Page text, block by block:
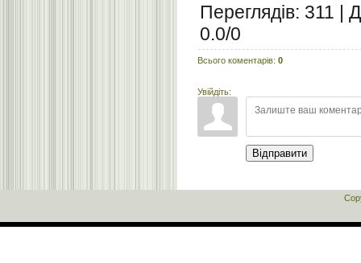
Переглядів: 311 |
0.0/0
Всього коментарів: 0
Увійдіть:
Відправити